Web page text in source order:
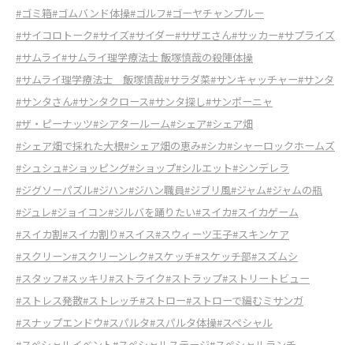
#ゴミ箱#ゴムバンド体操#ゴルフ#ゴーヤチャンプルー
#サイコロトーク#サイズ#サイダー#サザエさん#サッカー#サプライズ
#サムライ#サムライ理学療法士 飯塚慎哉の殺陣体操
#サムライ理学療法士 飯塚慎哉#サラダ菜#サンキャッチャー#サンタ
#サンタさん#サンタクロース#サンタ探し#サンポーニャ
#ザ・ピーナッツ#シアタールーム#シェア#シェア畑
#シェア畑で採れた大根#シェア畑の恵み#シカ#シャーロックホームズ
#シュシュ#ショッピング#ショップ#シルエット#シンデレラ
#ジグソーパズル#ジハン#ジハン職員#ジブリ風#ジャム#ジャムの瓶
#ジュレ#ジョイコン#ジルバを踊りたい#スイカ#スイカゲーム
#スイカ割#スイカ割り#スイス#スウィーツ王子#スキンケア
#スクリーン#スクリーンレク#スケッチ#スケッチ部#スズムシ
#スタッフ#スッキリ#ストライク#ストラップ#ストリートビュー
#ストレス発散#ストレッチ#ストロー#ストローで編むミサンガ
#スナップエンドウ#スパルタ#スパルタ体操#スペシャル